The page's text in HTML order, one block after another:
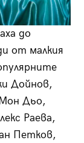
до
от малкия
Дойнов,
Дьо,
Раева,
Петков,